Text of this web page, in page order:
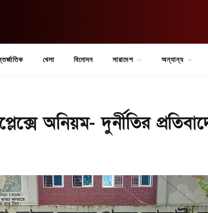
খেলা বিনোদন সারাদেশ অন্যান্য
অনিয়ম- দুর্নীতির